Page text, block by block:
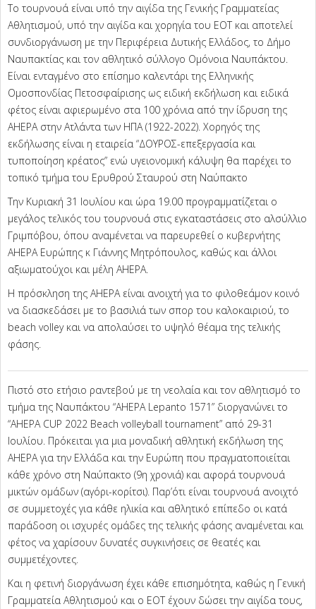
Το τουρνουά είναι υπό την αιγίδα της Γενικής Γραμματείας
Αθλητισμού, υπό την αιγίδα και χορηγία του ΕΟΤ και αποτελεί
συνδιοργάνωση με την Περιφέρεια Δυτικής Ελλάδος, το Δήμο
Ναυπακτίας και τον αθλητικό σύλλογο Ομόνοια Ναυπάκτου.
Είναι ενταγμένο στο επίσημο καλεντάρι της Ελληνικής
Ομοσπονδίας Πετοσφαίρισης ως ειδική εκδήλωση και ειδικά
φέτος είναι αφιερωμένο στα 100 χρόνια από την ίδρυση της
AHEPA στην Ατλάντα των ΗΠΑ (1922-2022). Χορηγός της
εκδήλωσης είναι η εταιρεία “ΔΟΥΡΟΣ-επεξεργασία και
τυποποίηση κρέατος” ενώ υγειονομική κάλυψη θα παρέχει το
τοπικό τμήμα του Ερυθρού Σταυρού στη Ναύπακτο
Την Κυριακή 31 Ιουλίου και ώρα 19.00 προγραμματίζεται ο
μεγάλος τελικός του τουρνουά στις εγκαταστάσεις στο αλσύλλιο
Γριμπόβου, όπου αναμένεται να παρευρεθεί ο κυβερνήτης
AHEPA Ευρώπης κ Γιάννης Μητρόπουλος, καθώς και άλλοι
αξιωματούχοι και μέλη AHEPA.
Η πρόσκληση της AHEPA είναι ανοιχτή για το φιλοθεάμον κοινό
να διασκεδάσει με το βασιλιά των σπορ του καλοκαιριού, το
beach volley και να απολαύσει το υψηλό θέαμα της τελικής
φάσης.
Πιστό στο ετήσιο ραντεβού με τη νεολαία και τον αθλητισμό το
τμήμα της Ναυπάκτου “AHEPA Lepanto 1571” διοργανώνει το
“AHEPA CUP 2022 Beach volleyball tournament” από 29-31
Ιουλίου. Πρόκειται για μια μοναδική αθλητική εκδήλωση της
AHEPA για την Ελλάδα και την Ευρώπη που πραγματοποιείται
κάθε χρόνο στη Ναύπακτο (9η χρονιά) και αφορά τουρνουά
μικτών ομάδων (αγόρι-κορίτσι). Παρ’ότι είναι τουρνουά ανοιχτό
σε συμμετοχές για κάθε ηλικία και αθλητικό επίπεδο οι κατά
παράδοση οι ισχυρές ομάδες της τελικής φάσης αναμένεται και
φέτος να χαρίσουν δυνατές συγκινήσεις σε θεατές και
συμμετέχοντες.
Και η φετινή διοργάνωση έχει κάθε επισημότητα, καθώς η Γενική
Γραμματεία Αθλητισμού και ο ΕΟΤ έχουν δώσει την αιγίδα τους,